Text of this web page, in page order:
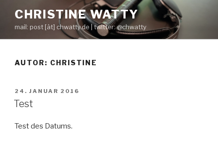
Inhalt
springen
CHRISTINE WATTY
mail: post [ät] chwatty.de | twitter: @chwatty
AUTOR: CHRISTINE
VERÖFFENTLICHT
AM
24. JANUAR 2016
Test
Test des Datums.